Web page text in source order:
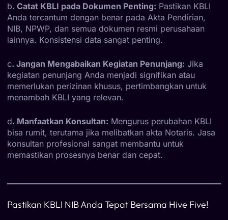
b. Catat KBLI pada Dokumen Penting: Pastikan KBLI
Anda tercantum dengan benar pada Akta Pendirian,
NIB, NPWP, dan semua dokumen resmi perusahaan
lainnya. Konsistensi data sangat penting.
c. Jangan Mengabaikan Kegiatan Penunjang: Jika
kegiatan penunjang Anda menjadi signifikan atau
memerlukan perizinan khusus, pertimbangkan untuk
menambah KBLI yang relevan.
d. Manfaatkan Konsultan: Mengurus perubahan KBLI
bisa rumit, terutama jika melibatkan akta Notaris. Jasa
konsultan profesional sangat membantu untuk
memastikan prosesnya benar dan cepat.
Pastikan KBLI NIB Anda Tepat Bersama Hive Five!